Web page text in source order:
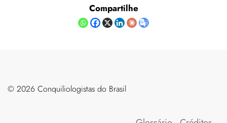
Compartilhe
©️ 2026 Conquiliologistas do Brasil